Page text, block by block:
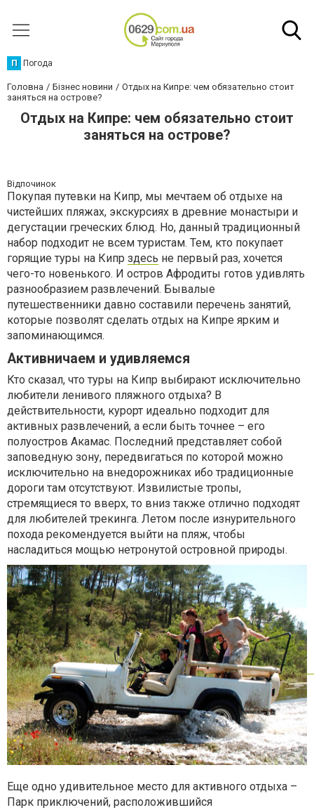
П Погода
Головна Бізнес новини
Отдых на Кипре: чем обязательно стоит
заняться на острове?
Отдых на Кипре: чем обязательно стоит
заняться на острове?
Відпочинок
Покупая путевки на Кипр, мы мечтаем об отдыхе на
чистейших пляжах, экскурсиях в древние монастыри и
дегустации греческих блюд. Но, данный традиционный
набор подходит не всем туристам. Тем, кто покупает
горящие туры на Кипр здесь не первый раз, хочется
чего-то новенького. И остров Афродиты готов удивлять
разнообразием развлечений. Бывалые
путешественники давно составили перечень занятий,
которые позволят сделать отдых на Кипре ярким и
запоминающимся.
Активничаем и удивляемся
Кто сказал, что туры на Кипр выбирают исключительно
любители ленивого пляжного отдыха? В
действительности, курорт идеально подходит для
активных развлечений, а если быть точнее – его
полуостров Акамас. Последний представляет собой
заповедную зону, передвигаться по которой можно
исключительно на внедорожниках ибо традиционные
дороги там отсутствуют. Извилистые тропы,
стремящиеся то вверх, то вниз также отлично подходят
для любителей трекинга. Летом после изнурительного
похода рекомендуется выйти на пляж, чтобы
насладиться мощью нетронутой островной природы.
Еще одно удивительное место для активного отдыха –
Парк приключений, расположившийся